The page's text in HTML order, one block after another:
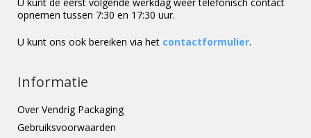
opnemen tussen 7:30 en 17:30 uur.
U kunt ons ook bereiken via het contactformulier.
Informatie
Over Vendrig Packaging
Gebruiksvoorwaarden